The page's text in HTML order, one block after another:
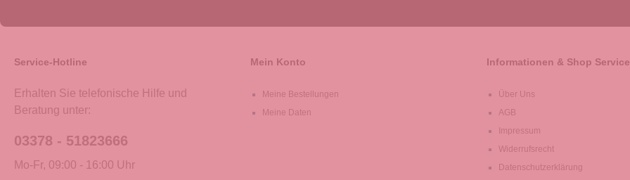
Service-Hotline
Erhalten Sie telefonische Hilfe und
Beratung unter:
03378 - 51823666
Mo-Fr, 09:00 - 16:00 Uhr
Mein Konto
Meine Bestellungen
Meine Daten
Informationen & Shop Service
Über Uns
AGB
Impressum
Widerrufsrecht
Datenschutzerklärung